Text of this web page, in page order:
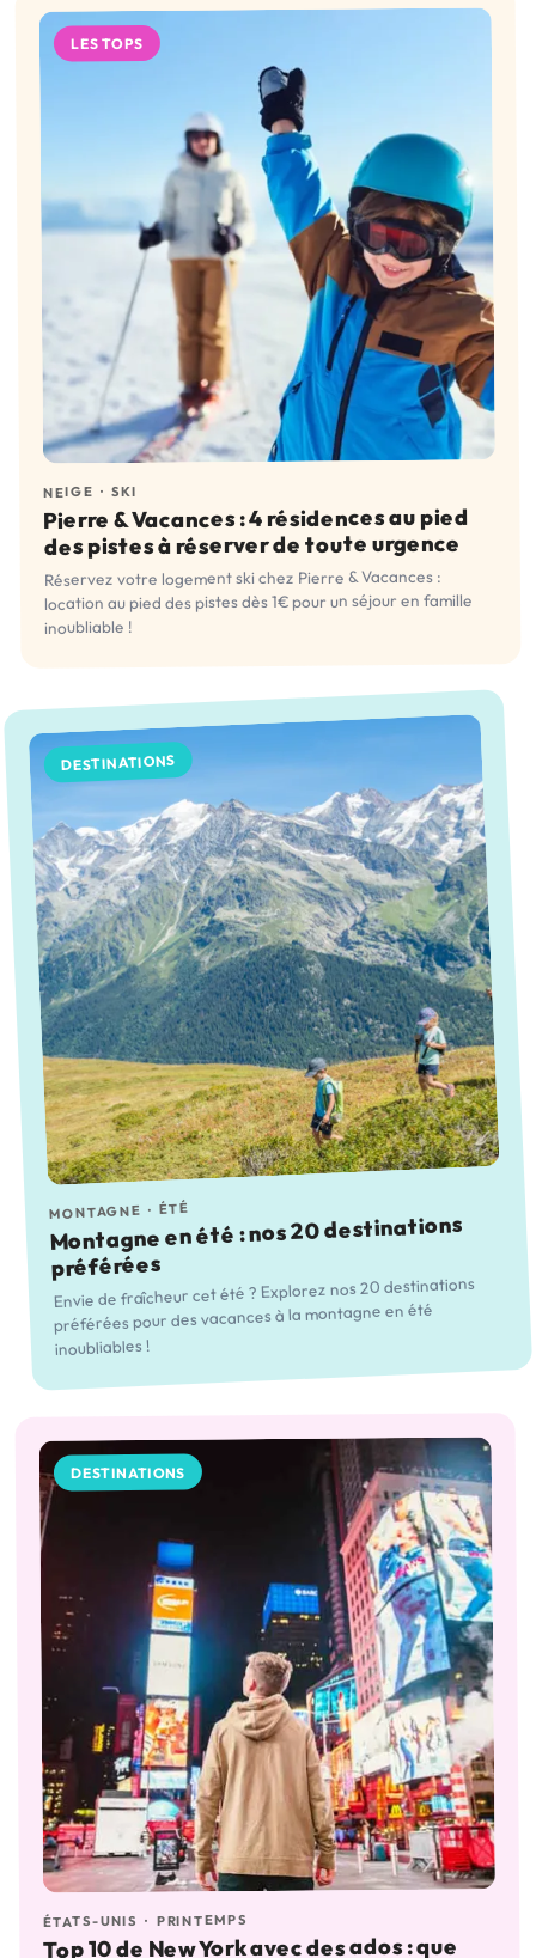
LES TOPS
NEIGE · SKI
Pierre & Vacances : 4 résidences au pied
des pistes à réserver de toute urgence
Réservez votre logement ski chez Pierre & Vacances :
location au pied des pistes dès 1€ pour un séjour en famille
inoubliable !
DESTINATIONS
MONTAGNE · ÉTÉ
Montagne en été : nos 20 destinations
préférées
Envie de fraîcheur cet été ? Explorez nos 20 destinations
préférées pour des vacances à la montagne en été
inoubliables !
DESTINATIONS
ÉTATS-UNIS · PRINTEMPS
Top 10 de New York avec des ados : que